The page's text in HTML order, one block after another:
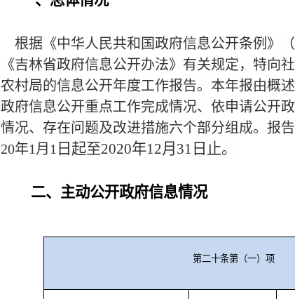
根据《中华人民共和国政府信息公开条例》
《吉林省政府信息公开办法》有关规定，特向
农村局的信息公开年度工作报告。本年报由概
政府信息公开重点工作完成情况、依申请公开
情况、存在问题及改进措施六个部分组成。报
20年1月1 日起至2020年12月31日止。
二、主动公开政府信息情况
第二十条第（一）项